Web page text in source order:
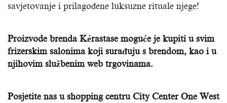
savjetovanje i prilagođene luksuzne rituale njege!
Proizvode brenda Kérastase moguće je kupiti u svim
frizerskim salonima koji surađuju s brendom, kao i u
njihovim službenim web trgovinama.
Posjetite nas u shopping centru City Center One West